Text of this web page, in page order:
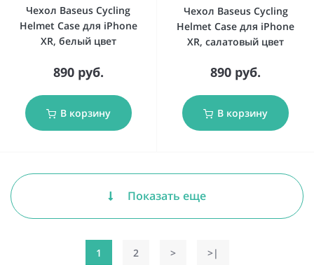
Чехол Baseus Cycling
Helmet Case для iPhone
XR, белый цвет
890 руб.
В корзину
Чехол Baseus Cycling
Helmet Case для iPhone
XR, салатовый цвет
890 руб.
В корзину
Показать еще
1 2 > >|